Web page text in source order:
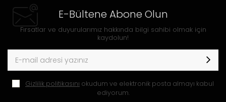
E-Bültene Abone Olun
Fırsatlar ve duyurularımız hakkında bilgi sahibi olmak için
kaydolun!
Gizlilik politikasını okudum ve elektronik posta almayı kabul
ediyorum.